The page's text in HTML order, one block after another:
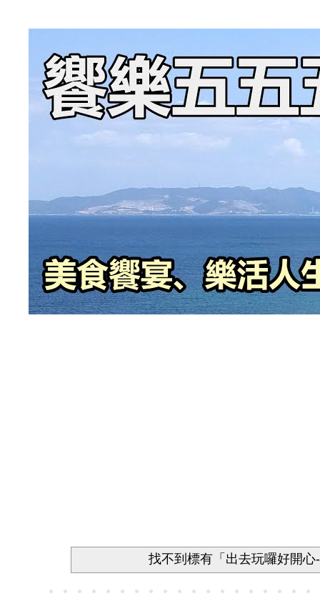
找不到標有「出去玩囉好開心